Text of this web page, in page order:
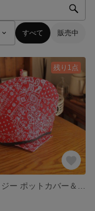
すべて 販売中
残り1点